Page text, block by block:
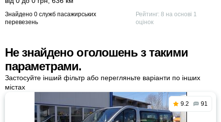
Знайдено 0 служб пасажирських
перевезень
Рейтинг:8 на основі 1
оцінок
Не знайдено оголошень з такими
параметрами.
Застосуйте інший фільтр або перегляньте варіанти по інших
містах
9.2 91